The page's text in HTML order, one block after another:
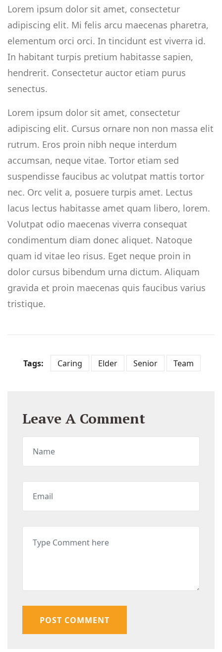
Lorem ipsum dolor sit amet, consectetur
adipiscing elit. Mi felis arcu maecenas pharetra,
elementum orci orci. In tincidunt est viverra id.
In habitant turpis pretium habitasse sapien,
hendrerit. Consectetur auctor etiam purus
senectus.
Lorem ipsum dolor sit amet, consectetur
adipiscing elit. Cursus ornare non non massa elit
rutrum. Eros proin nibh neque interdum
accumsan, neque vitae. Tortor etiam sed
suspendisse faucibus ac volutpat mattis tortor
nec. Orc velit a, posuere turpis amet. Lectus
lacus lectus habitasse amet quam libero, lorem.
Volutpat odio maecenas viverra consequat
condimentum diam donec aliquet. Natoque
quam id vitae leo risus. Eget neque proin in
dolor cursus bibendum urna dictum. Aliquam
gravida et proin maecenas quis faucibus varius
tristique.
Tags: Caring Elder Senior Team
Leave A Comment
POST COMMENT